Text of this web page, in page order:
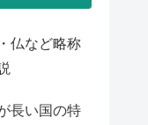
仏など略称
長い国の特